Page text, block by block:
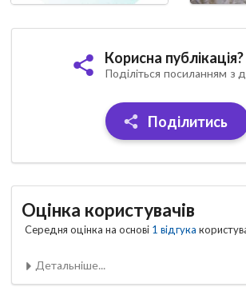
Корисна публікація?
Поділіться посиланням з
Поділитись
Оцінка користувачів
Середня оцінка на основі 1 відгука
Детальніше...